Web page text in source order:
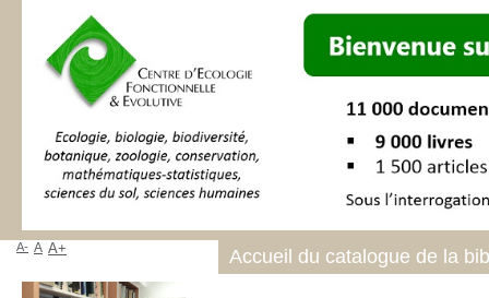
Accueil du catalogue de la
A- A A+